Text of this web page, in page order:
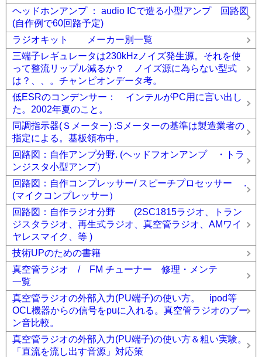
ヘッドホンアンプ ： audio ICで造る小型アンプ 回路図
(自作例で60回路予定)
ラジオキット メーカー別一覧
三端子レギュレータは230kHzノイズ発生源。それを使
って整流リップル減るか？ ノイズ源に為らない型式
は？、、。チャンピオンデータ考。
低ESRのコンデンサー： インテルがPC用に言い出し
た。2002年夏のこと。
同調指示器(Ｓメーター) :Sメーターの基準は製造業者の
指定による。基板領布中。
回路図：自作アンプ分野. (ヘッドフオンアンプ ・トラ
ンジスタ小型アンプ）
回路図：自作コンプレッサー/ スピーチプロセッサー .
(マイクコンプレッサー）
回路図：自作ラジオ分野 (2SC1815ラジオ、トラン
ジスタラジオ、再生式ラジオ、真空管ラジオ、AMワイ
ヤレスマイク、等 )
技術UPのための書籍
真空管ラジオ / FM チューナー 修理・メンテ
一覧
真空管ラジオの外部入力(PU端子)の使い方。 ipod等
OCL機器からの信号をpuに入れる。真空管ラジオのブー
ン音比較。
真空管ラジオの外部入力(PU端子)の使い方＆粗い実験。
「直流を流し出す音源」対応策